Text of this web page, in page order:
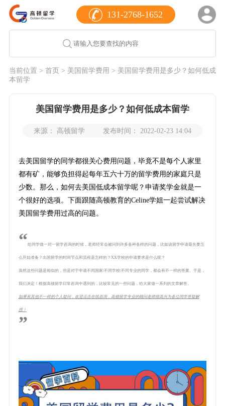
131-2768-1652
当前位置 > 首页 > 美国留学费用 > 美国留学费用是多少？如何低成
本留学
美国留学费用是多少？如何低成本留学
来源： 高顿留学 发布时间： 2022-02-23 14:04
去美国留学的同学都很关心费用问题，毕竟不是每个人家里
都有矿，能够负担得起每年五六十万的留学费用的家庭只是
少数。那么，如何去美国低成本留学呢？申请奖学金就是一
个很好的选项。下面跟随高顿教育的Celine学姐一起尝试解决
美国留学费用过高的问题。
“给同学做一对一留学咨询的时候，老师经常会被问到许多各种各样的问题，比如说留学申请最先要怎
么开始准备？出国留学的时间节点和流程是怎样的？XX学校的申请要求是什么呢？
虽然这些问题是相似的，但是对于申请不同国家/不同学校/不同专业的同学，都会有不一样的答案。于是，
我们决定！根据高顿留学日常咨询中遇到的，比较常见的一些问题，给大家做一系列的文章解答。
如果有其他不一样的个人疑问，欢迎点击在线咨询，高顿留学专业的顾问老师很高兴为各位同学答疑解
惑！
”